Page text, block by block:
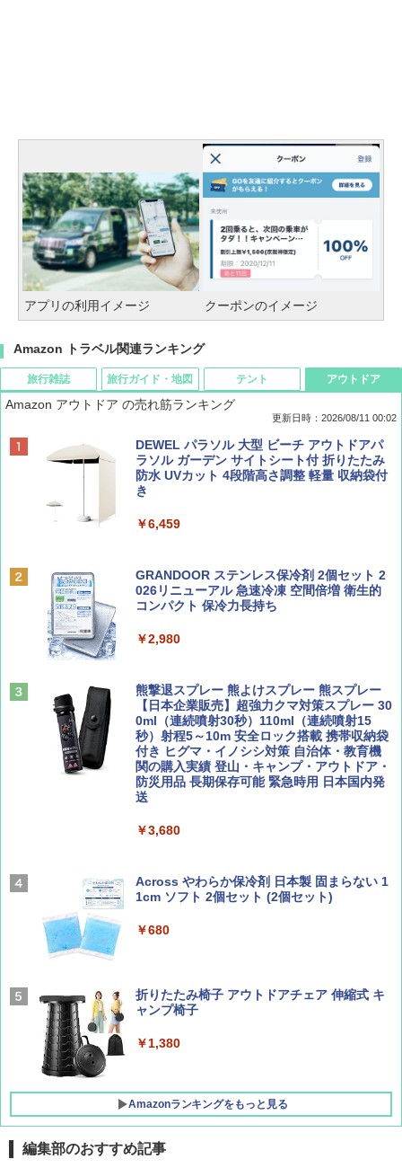
アプリの利用イメージ クーポンのイメージ
Amazon トラベル関連ランキング
旅行雑誌
BE-PAL(ビ-パル) 2026年 10 月号【特別付録:
ノルディスク 4ホール鋳鉄スキレット】
￥1,540
SOTO ミニマル"旅"財布 ランダム2種】
￥1,500
￥600
ディズニーファン ２０２６年 ９月号 [雑
誌] (ＤＩＳＮＥＹ ＦＡＮ)
￥713
山と溪谷 2026年8月号「南アルプス大全」
￥1,540
旅行ガイド・地図
地球の歩き方 スター・ウォーズ
￥2,695
力的な町 2026～2027 地球の歩き方D アジア
￥2,079
球の歩き方A ヨーロッパ
￥2,479
A26 地球の歩き方 チェコ ポーランド スロヴ
ァキア 2026～2027 地球の歩き方A ヨーロッ
新しい日本地理 地図・統計・移動から読み
テント
[キャンパーズコレクション 山善] テント ワ
ンタッチ 遮光率99.99%以上・UVカット率9
9.9%生地採用 ブラックコーティング 4人用
パッとサッとテントキューブ プレミアム PAT
PYKES PEAK (パイクスピーク) ポップアッ
プ テント サンシェード 簡易テント 【一瞬で
紫外線対策 日よけ 防虫 撥水 ビーチ ピクニッ
￥5,980
ENDLESS BASE 《めざましテレビで紹介》
テント ワンタッチ RENEW 幅200 2-3人用 43
500002(88859)
広げるだけ パッとサッとテント キューブワ
イドプラス ブラックコーティング フルクロ
テント PATCW-200B エクルベージュ
[キャンパーズコレクション 山善] 傘みたいに
ーティング フルクローズ メッシュ 3-4人用
￥9,990
アウトドア
Amazon アウトドア の売れ筋ランキング
更新日時：2026/08/11 00:02
DEWEL パラソル 大型 ビーチ アウトドアパ
ラソル ガーデン サイトシート付 折りたたみ
防水 UVカット 4段階高さ調整 軽量 収納袋付
き
￥6,459
GRANDOOR ステンレス保冷剤 2個セット 2
026リニューアル 急速冷凍 空間倍増 衛生的
コンパクト 保冷力長持ち
￥2,980
熊撃退スプレー 熊よけスプレー 熊スプレー
【日本企業販売】超強力クマ対策スプレー 30
0ml（連続噴射30秒）110ml（連続噴射15
秒）射程5～10m 安全ロック搭載 携帯収納袋
付き ヒグマ・イノシシ対策 自治体・教育機
関の購入実績 登山・キャンプ・アウトドア・
防災用品 長期保存可能 緊急時用 日本国内発
送
￥3,680
Across やわらか保冷剤 日本製 固まらない 1
1cm ソフト 2個セット (2個セット)
￥680
折りたたみ椅子 アウトドアチェア 伸縮式 キ
ャンプ椅子
￥1,380
Amazonランキングをもっと見る
編集部のおすすめ記事